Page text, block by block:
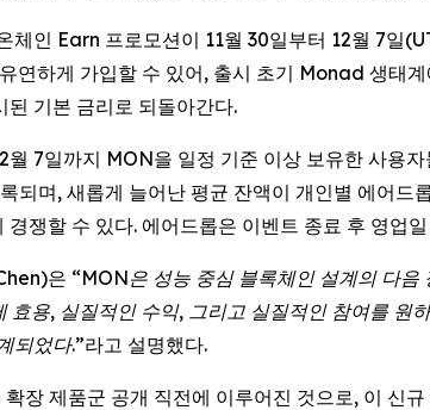
인 Earn 프로모션이 11월 30일부터 12월 7일
하게 가입할 수 있어, 출시 초기 Monad 생태
된 기본 금리로 되돌아간다.
7일까지 MON을 일정 기준 이상 보유한 사용
되며, 새롭게 늘어난 평균 잔액이 개인별 에어
쟁할 수 있다. 에어드롭은 이벤트 종료 후 영업
은 “MON은 성능 중심 블록체인 설계의 다
효용, 실질적인 수익, 그리고 실질적인 참여를
되었다.”라고 설명했다.
장 제품군 공개 직전에 이루어진 것으로, 이 신